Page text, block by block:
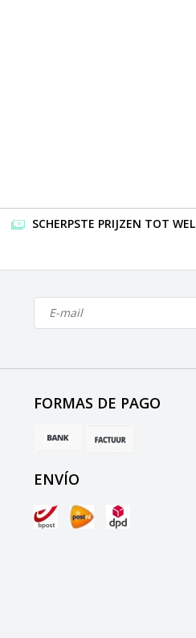
SCHERPSTE PRIJZEN TOT
FORMAS DE PAGO
ENVÍO